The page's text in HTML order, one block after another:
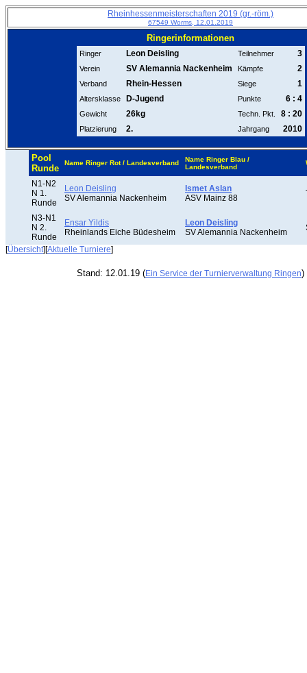
Rheinhessenmeisterschaften 2019 (gr.-röm.)
67549 Worms, 12.01.2019
Ringerinformationen
Ringer Leon Deisling Teilnehmer 3
Verein SV Alemannia Nackenheim Kämpfe 2
Verband Rhein-Hessen Siege 1
Altersklasse D-Jugend Punkte 6 : 4
Gewicht 26kg Techn. Pkt. 8 : 20
Platzierung 2. Jahrgang 2010
Pool
Runde
Name Ringer Rot / Landesverband
Name Ringer Blau /
Landesverband
N1-N2
N 1.
Runde
Leon Deisling
SV Alemannia Nackenheim
Ismet Aslan
ASV Mainz 88
N3-N1
N 2.
Runde
Ensar Yildis
Rheinlands Eiche Büdesheim
Leon Deisling
SV Alemannia Nackenheim
[Übersicht][Aktuelle Turniere]
Stand: 12.01.19 (Ein Service der Turnierverwaltung Ringen)